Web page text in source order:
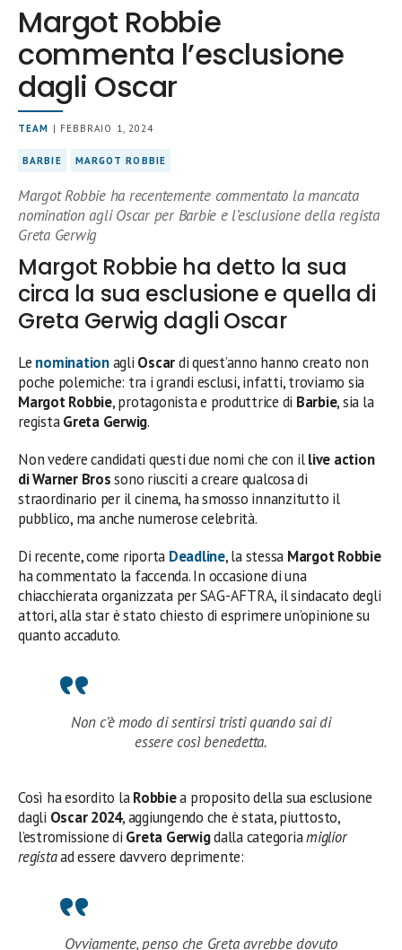
Margot Robbie
commenta l’esclusione
dagli Oscar
TEAM | FEBBRAIO 1, 2024
BARBIE MARGOT ROBBIE
Margot Robbie ha recentemente commentato la mancata
nomination agli Oscar per Barbie e l’esclusione della regista
Greta Gerwig
Margot Robbie ha detto la sua
circa la sua esclusione e quella di
Greta Gerwig dagli Oscar
Le nominationagli Oscardi quest’anno hanno creato non
poche polemiche: tra i grandi esclusi, infatti, troviamo sia
Margot Robbie, protagonista e produttrice di Barbie, sia la
registaGreta Gerwig.
Non vedere candidati questi due nomi che con illive action
di Warner Brossono riusciti a creare qualcosa di
straordinario per il cinema, ha smosso innanzitutto il
pubblico, ma anche numerose celebrità.
Di recente, come riporta Deadline, la stessa Margot Robbie
ha commentato la faccenda. In occasione di una
chiacchierata organizzata per SAG-AFTRA, il sindacato degli
attori, alla star è stato chiesto di esprimere un’opinione su
quanto accaduto.
Non c’è modo di sentirsi tristi quando sai di
essere così benedetta.
Così ha esordito laRobbiea proposito della sua esclusione
dagli Oscar 2024, aggiungendo che è stata, piuttosto,
l’estromissione di Greta Gerwigdalla categoriamiglior
registaad essere davvero deprimente:
Ovviamente, penso che Greta avrebbe dovuto